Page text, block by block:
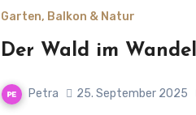
Garten, Balkon & Natur
Der Wald im Wandel
Petra 25. September 2025